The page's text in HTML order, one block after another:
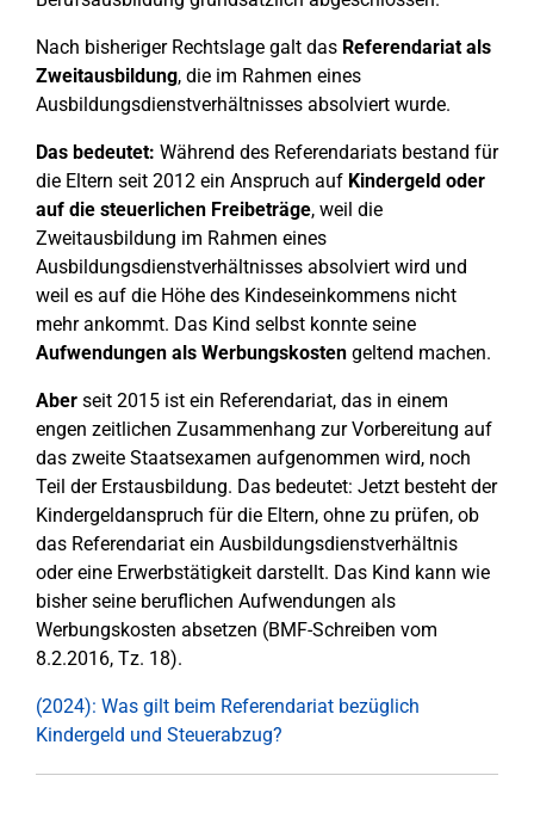
Nach bisheriger Rechtslage galt das Referendariat als
Zweitausbildung, die im Rahmen eines
Ausbildungsdienstverhältnisses absolviert wurde.
Das bedeutet: Während des Referendariats bestand für
die Eltern seit 2012 ein Anspruch auf Kindergeld oder
auf die steuerlichen Freibeträge, weil die
Zweitausbildung im Rahmen eines
Ausbildungsdienstverhältnisses absolviert wird und
weil es auf die Höhe des Kindeseinkommens nicht
mehr ankommt. Das Kind selbst konnte seine
Aufwendungen als Werbungskosten geltend machen.
Aber seit 2015 ist ein Referendariat, das in einem
engen zeitlichen Zusammenhang zur Vorbereitung auf
das zweite Staatsexamen aufgenommen wird, noch
Teil der Erstausbildung. Das bedeutet: Jetzt besteht der
Kindergeldanspruch für die Eltern, ohne zu prüfen, ob
das Referendariat ein Ausbildungsdienstverhältnis
oder eine Erwerbstätigkeit darstellt. Das Kind kann wie
bisher seine beruflichen Aufwendungen als
Werbungskosten absetzen (BMF-Schreiben vom
8.2.2016, Tz. 18).
(2024): Was gilt beim Referendariat bezüglich
Kindergeld und Steuerabzug?